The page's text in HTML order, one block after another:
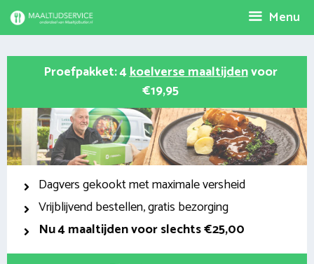
Spring
naar
Menu
Proefpakket: 4koelverse maaltijdenvoor
€19,95
Dagvers gekookt met maximale versheid
Vrijblijvend bestellen, gratis bezorging
Nu4 maaltijden voor slechts €25,00